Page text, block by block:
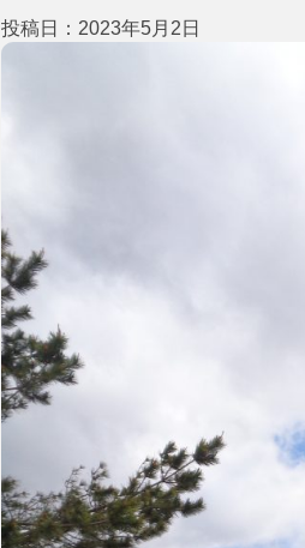
投稿日：2023年5月2日